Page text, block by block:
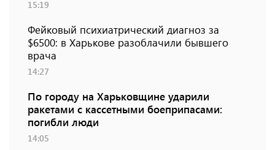
15:19
Фейковый психиатрический диагноз за
$6500: в Харькове разоблачили бывшего
врача
14:27
По городу на Харьковщине ударили
ракетами с кассетными боеприпасами:
погибли люди
14:05